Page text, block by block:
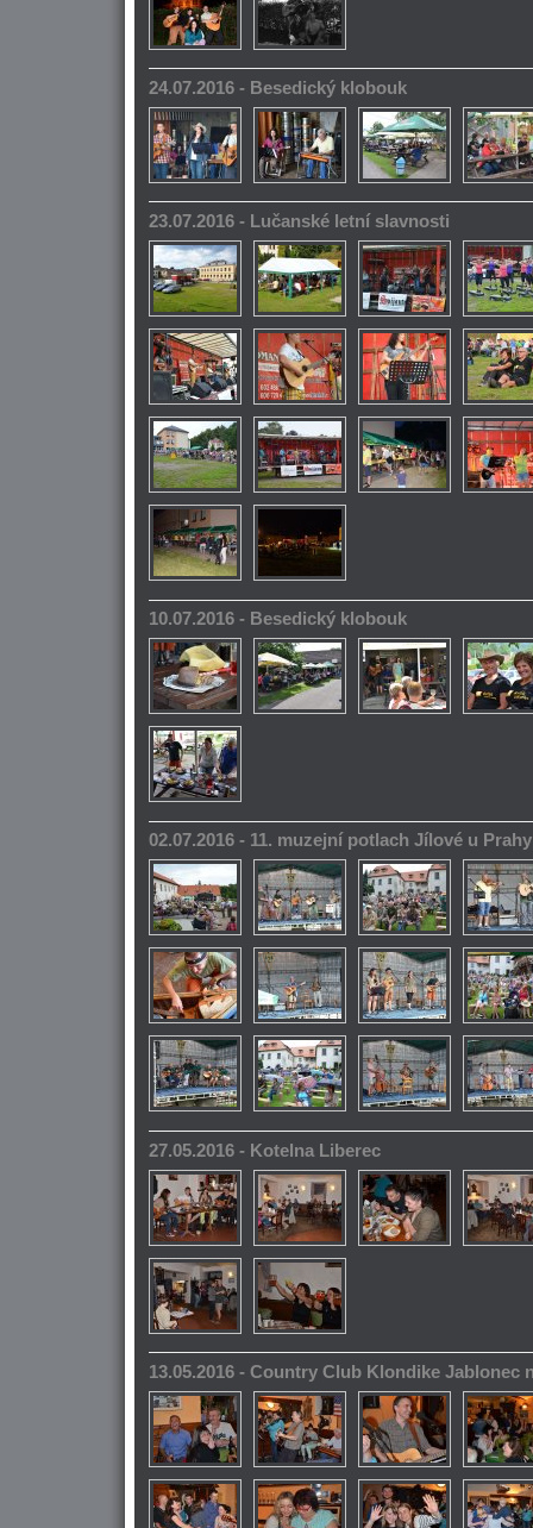
24.07.2016 - Besedický klobouk
23.07.2016 - Lučanské letní slavnosti
10.07.2016 - Besedický klobouk
02.07.2016 - 11. muzejní potlach Jílové u Prahy
27.05.2016 - Kotelna Liberec
13.05.2016 - Country Club Klondike Jablonec